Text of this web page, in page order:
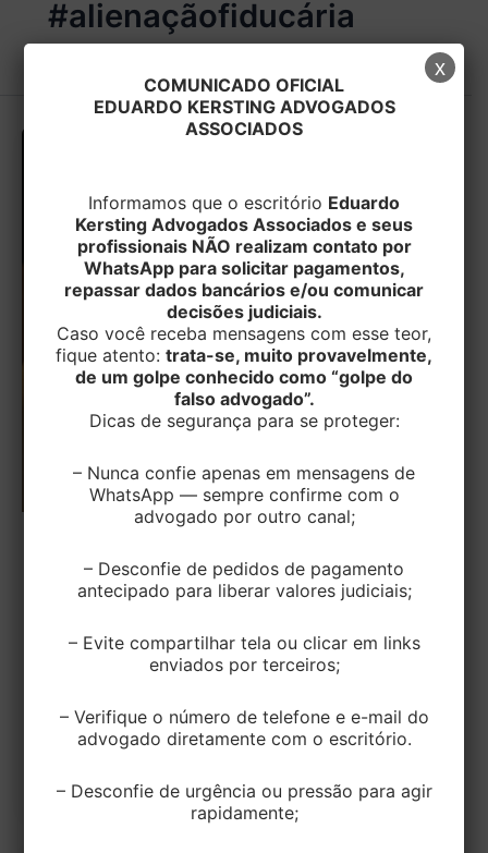
#alienaçãofiducária
É dispensável a notificação do devedor
bem com alienação fiduciária.
Decidiu a Terceira Turma do Superior Tribunal de
Justiça (STJ) que a intimação prévia do devedor
COMUNICADO OFICIAL
EDUARDO KERSTING ADVOGADOS
ASSOCIADOS
Informamos que o escritório Eduardo
Kersting Advogados Associados e seus
profissionais NÃO realizam contato por
WhatsApp para solicitar pagamentos,
repassar dados bancários e/ou comunicar
decisões judiciais.
Caso você receba mensagens com esse teor,
fique atento: trata-se, muito provavelmente,
de um golpe conhecido como “golpe do
falso advogado”.
Dicas de segurança para se proteger:
– Nunca confie apenas em mensagens de
WhatsApp — sempre confirme com o
advogado por outro canal;
– Desconfie de pedidos de pagamento
antecipado para liberar valores judiciais;
– Evite compartilhar tela ou clicar em links
enviados por terceiros;
– Verifique o número de telefone e e-mail do
advogado diretamente com o escritório.
– Desconfie de urgência ou pressão para agir
rapidamente;
x